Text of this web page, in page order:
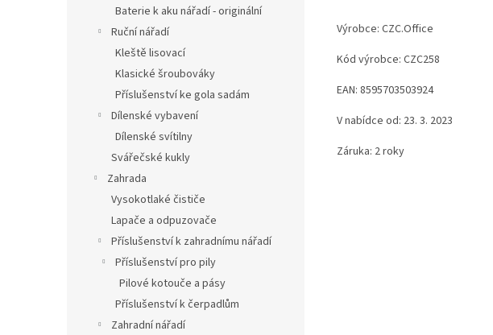
Baterie k aku nářadí - originální
Ruční nářadí
Kleště lisovací
Klasické šroubováky
Příslušenství ke gola sadám
Dílenské vybavení
Dílenské svítilny
Svářečské kukly
Zahrada
Vysokotlaké čističe
Lapače a odpuzovače
Příslušenství k zahradnímu nářadí
Příslušenství pro pily
Pilové kotouče a pásy
Příslušenství k čerpadlům
Zahradní nářadí
Výrobce: CZC.Office
Kód výrobce: CZC258
EAN: 8595703503924
V nabídce od: 23. 3. 2023
Záruka: 2 roky